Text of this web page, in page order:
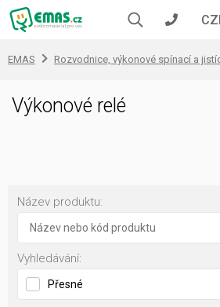
EMAS Rozvodnice, výkonové spínací a
Výkonové relé
Název produktu:
Vyhledávání:
Přesné